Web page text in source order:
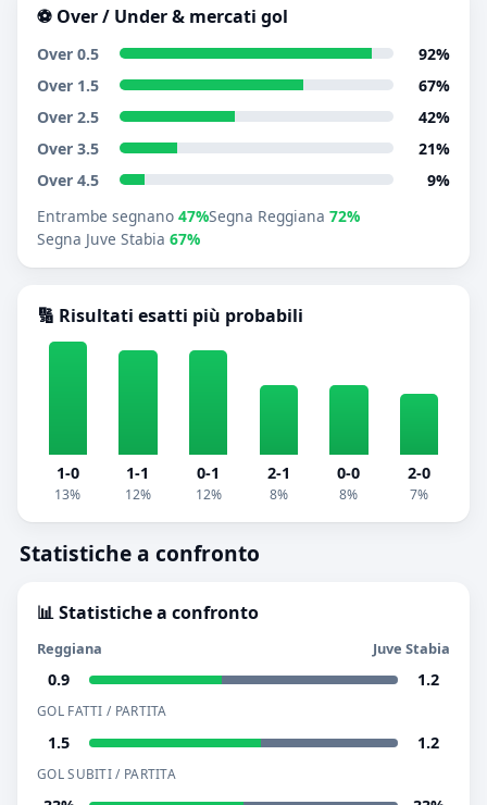
⚽ Over / Under & mercati gol
Over 0.5
92%
Over 1.5
67%
Over 2.5
42%
Over 3.5
21%
Over 4.5
9%
Entrambe segnano 47%Segna Reggiana 72%
Segna Juve Stabia 67%
🔢 Risultati esatti più probabili
1-0
13%
1-1
12%
0-1
12%
2-1
8%
0-0
8%
2-0
7%
Statistiche a confronto
📊 Statistiche a confronto
Reggiana Juve Stabia
0.9 1.2
GOL FATTI / PARTITA
1.5 1.2
GOL SUBITI / PARTITA